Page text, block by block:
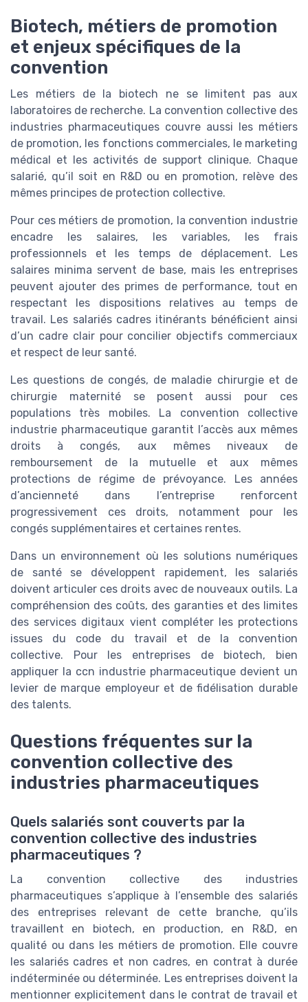
Biotech, métiers de promotion
et enjeux spécifiques de la
convention
Les métiers de la biotech ne se limitent pas aux
laboratoires de recherche. La convention collective des
industries pharmaceutiques couvre aussi les métiers
de promotion, les fonctions commerciales, le marketing
médical et les activités de support clinique. Chaque
salarié, qu’il soit en R&D ou en promotion, relève des
mêmes principes de protection collective.
Pour ces métiers de promotion, la convention industrie
encadre les salaires, les variables, les frais
professionnels et les temps de déplacement. Les
salaires minima servent de base, mais les entreprises
peuvent ajouter des primes de performance, tout en
respectant les dispositions relatives au temps de
travail. Les salariés cadres itinérants bénéficient ainsi
d’un cadre clair pour concilier objectifs commerciaux
et respect de leur santé.
Les questions de congés, de maladie chirurgie et de
chirurgie maternité se posent aussi pour ces
populations très mobiles. La convention collective
industrie pharmaceutique garantit l’accès aux mêmes
droits à congés, aux mêmes niveaux de
remboursement de la mutuelle et aux mêmes
protections de régime de prévoyance. Les années
d’ancienneté dans l’entreprise renforcent
progressivement ces droits, notamment pour les
congés supplémentaires et certaines rentes.
Dans un environnement où les solutions numériques
de santé se développent rapidement, les salariés
doivent articuler ces droits avec de nouveaux outils. La
compréhension des coûts, des garanties et des limites
des services digitaux vient compléter les protections
issues du code du travail et de la convention
collective. Pour les entreprises de biotech, bien
appliquer la ccn industrie pharmaceutique devient un
levier de marque employeur et de fidélisation durable
des talents.
Questions fréquentes sur la
convention collective des
industries pharmaceutiques
Quels salariés sont couverts par la
convention collective des industries
pharmaceutiques ?
La convention collective des industries
pharmaceutiques s’applique à l’ensemble des salariés
des entreprises relevant de cette branche, qu’ils
travaillent en biotech, en production, en R&D, en
qualité ou dans les métiers de promotion. Elle couvre
les salariés cadres et non cadres, en contrat à durée
indéterminée ou déterminée. Les entreprises doivent la
mentionner explicitement dans le contrat de travail et